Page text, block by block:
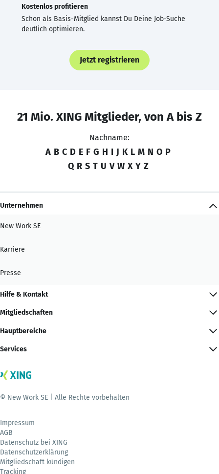
Kostenlos profitieren
Schon als Basis-Mitglied kannst Du Deine Job-Suche
deutlich optimieren.
Jetzt registrieren
21 Mio. XING Mitglieder, von A bis Z
Nachname:
A B C D E F G H I J K L M N O P
Q R S T U V W X Y Z
Unternehmen
New Work SE
Karriere
Presse
Hilfe & Kontakt
Mitgliedschaften
Hauptbereiche
Services
© New Work SE | Alle Rechte vorbehalten
Impressum
AGB
Datenschutz bei XING
Datenschutzerklärung
Mitgliedschaft kündigen
Tracking